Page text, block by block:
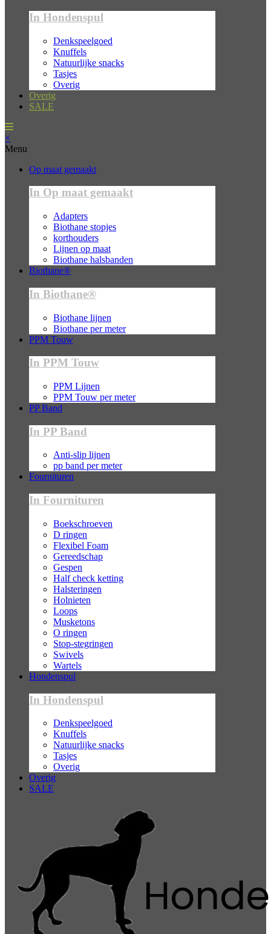
In Hondenspul
Denkspeelgoed
Knuffels
Natuurlijke snacks
Tasjes
Overig
Overig
SALE
×
Menu
Op maat gemaakt
In Op maat gemaakt
Adapters
Biothane stopjes
korthouders
Lijnen op maat
Biothane halsbanden
Biothane®
In Biothane®
Biothane lijnen
Biothane per meter
PPM Touw
In PPM Touw
PPM Lijnen
PPM Touw per meter
PP Band
In PP Band
Anti-slip lijnen
pp band per meter
Fournituren
In Fournituren
Boekschroeven
D ringen
Flexibel Foam
Gereedschap
Gespen
Half check ketting
Halsteringen
Holnieten
Loops
Musketons
O ringen
Stop-stegringen
Swivels
Wartels
Hondenspul
In Hondenspul
Denkspeelgoed
Knuffels
Natuurlijke snacks
Tasjes
Overig
Overig
SALE